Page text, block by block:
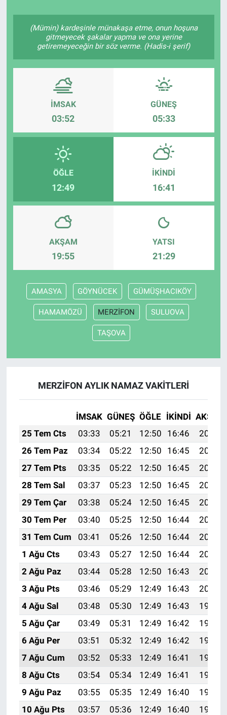
(Mümin) kardeşinle münakaşa etme, onun hoşuna
gitmeyecek şakalar yapma ve ona yerine
getiremeyeceğin bir söz verme. (Hadis-i şerif)
İMSAK
03:52
GÜNEŞ
05:33
ÖĞLE
12:49
İKINDI
16:41
AKŞAM
19:55
YATSI
21:29
AMASYA GÖYNÜCEK GÜMÜŞHACIKÖY
HAMAMÖZÜ MERZİFON SULUOVA
TAŞOVA
MERZİFON AYLIK NAMAZ VAKITLERI
İMSAK GÜNEŞ ÖĞLE İKINDI AKŞAM
25 Tem Cts
03:33 05:21 12:50 16:46
20:09
26 Tem Paz
03:34 05:22 12:50 16:45
20:08
27 Tem Pts
03:35 05:22 12:50 16:45
20:07
28 Tem Sal
03:37 05:23 12:50 16:45
20:06
29 Tem Çar
03:38 05:24 12:50 16:45
20:05
30 Tem Per
03:40 05:25 12:50 16:44
20:04
31 Tem Cum
03:41 05:26 12:50 16:44
20:03
1 Ağu Cts
03:43 05:27 12:50 16:44
20:02
2 Ağu Paz
03:44 05:28 12:50 16:43
20:01
3 Ağu Pts
03:46 05:29 12:49 16:43
20:00
4 Ağu Sal
03:48 05:30 12:49 16:43
19:59
5 Ağu Çar
03:49 05:31 12:49 16:42
19:58
6 Ağu Per
03:51 05:32 12:49 16:42
19:56
7 Ağu Cum
03:52 05:33 12:49 16:41
19:55
8 Ağu Cts
03:54 05:34 12:49 16:41
19:54
9 Ağu Paz
03:55 05:35 12:49 16:40
19:53
10 Ağu Pts
03:57 05:36 12:49 16:40
19:51
Bilecik
Kütahya
Genel
Magazin
Bilim ve Teknoloji